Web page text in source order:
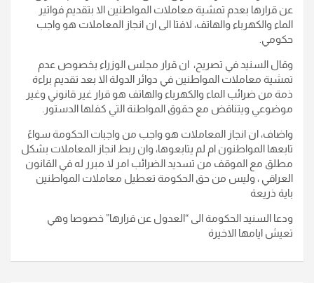
عن قرارها بعدم تمشية معاملات المواطنين الا بتقديم فواتير
الماء والكهرباء والهاتف، لافتا الى ان انجاز المعاملات هو واجب
حكومي.
وقال السنيد في تصريح، ان قرار مجلس الوزراء بخصوص عدم
تمشية معاملات المواطنين في دوائر الدولة الا بعد تقديم براءة
ذمة من ضرائب الماء والكهرباء والهاتف هو قرار غير قانوني وغير
موضوعي ويتناقض مع حقوق المواطنة التي كفلها الدستور.
واضاف، ان انجاز المعاملات هو واجب من واجبات الحكومة سواءً
تابعها المواطنون ام لم يتابعوها، وان ربط انجاز المعاملات بشكل
مطلق مع الموقف من تسديد الضرائب امر لا مبرر له في القانون
العراقي ، وليس من حق الحكومة تعطيل معاملات المواطنين
باية ذريعة
ودعا السنيد الحكومة الى “العدول عن قرارها” خصوصا وهي
تعيش ايامها الاخيرة